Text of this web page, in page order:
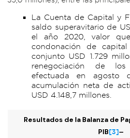
La Cuenta de Capital y
saldo superavitario de
el año 2020, valor
condonación de
conjunto USD 1.729
renegociación de
efectuada en
acumulación neta de
USD 4.148,7 millones.
Resultados de la Balanza de
PIB[3]–